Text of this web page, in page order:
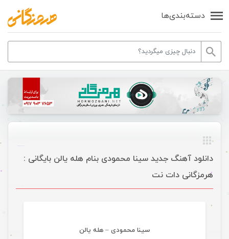
دسته‌بندی‌ها
دانلود آهنگ جدید سینا محمودی بنام هله یالن بایگانی :
هرمزگانی دات نت
سینا محمودی – هله یالن